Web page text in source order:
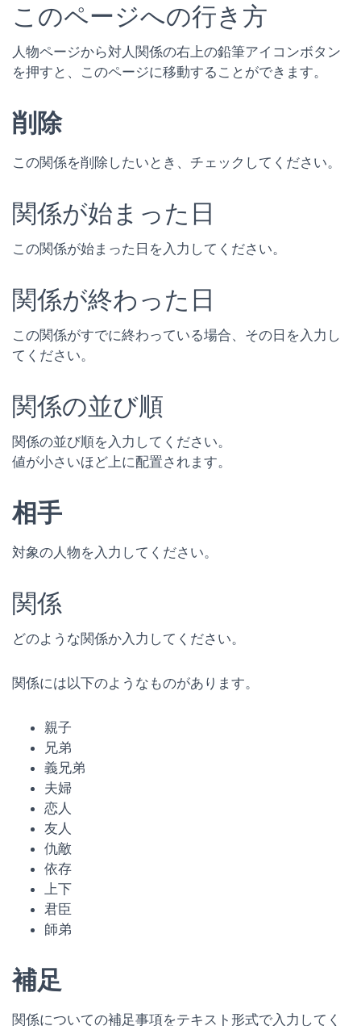
このページへの行き方
人物ページから対人関係の右上の鉛筆アイコンボタン
を押すと、このページに移動することができます。
削除
この関係を削除したいとき、チェックしてください。
関係が始まった日
この関係が始まった日を入力してください。
関係が終わった日
この関係がすでに終わっている場合、その日を入力し
てください。
関係の並び順
関係の並び順を入力してください。
値が小さいほど上に配置されます。
相手
対象の人物を入力してください。
関係
どのような関係か入力してください。
関係には以下のようなものがあります。
親子
兄弟
義兄弟
夫婦
恋人
友人
仇敵
依存
上下
君臣
師弟
補足
関係についての補足事項をテキスト形式で入力してく